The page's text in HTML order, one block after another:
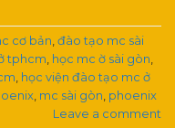
cơ bản, đào tạo mc sài
tphcm, học mc ờ sài gòn,
, học viện đào tạo mc ở
, mc sài gòn, phoenix
Leave a comment